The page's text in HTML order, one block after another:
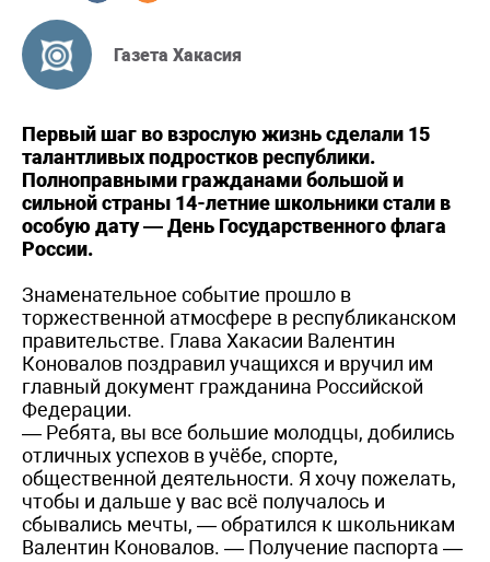
Газета Хакасия
Первый шаг во взрослую жизнь сделали 15
талантливых подростков республики.
Полноправными гражданами большой и
сильной страны 14-летние школьники стали в
особую дату — День Государственного флага
России.
Знаменательное событие прошло в
торжественной атмосфере в республиканском
правительстве. Глава Хакасии Валентин
Коновалов поздравил учащихся и вручил им
главный документ гражданина Российской
Федерации.
— Ребята, вы все большие молодцы, добились
отличных успехов в учёбе, спорте,
общественной деятельности. Я хочу пожелать,
чтобы и дальше у вас всё получалось и
сбывались мечты, — обратился к школьникам
Валентин Коновалов. — Получение паспорта —